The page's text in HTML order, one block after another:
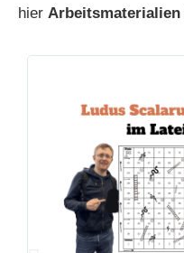
hier Arbeitsmaterialien